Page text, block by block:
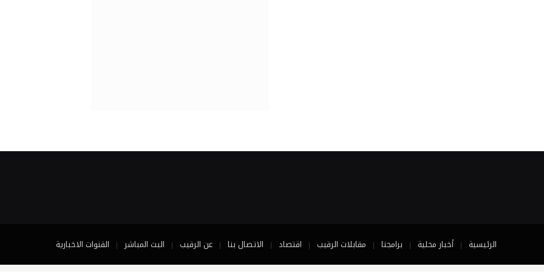
الرئيسية أخبار محلية برامجنا مقابلات الرقيب اقتصاد الاتصال بنا عن الرقيب البث المباشر القنوات الاخبارية